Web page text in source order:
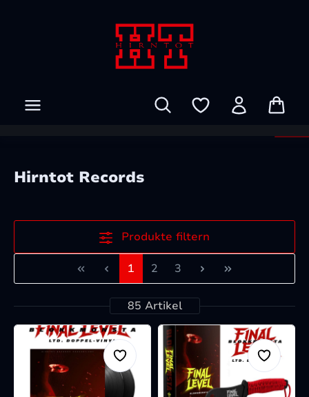
Hirntot Records
Produkte filtern
Seite
1 Seite
2 Seite
3
85 Artikel